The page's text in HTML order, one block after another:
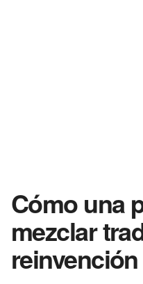
Cómo una
mezclar
reinvención